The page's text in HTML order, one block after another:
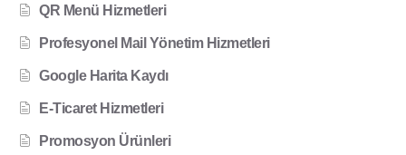
QR Menü Hizmetleri
Profesyonel Mail Yönetim Hizmetleri
Google Harita Kaydı
E-Ticaret Hizmetleri
Promosyon Ürünleri